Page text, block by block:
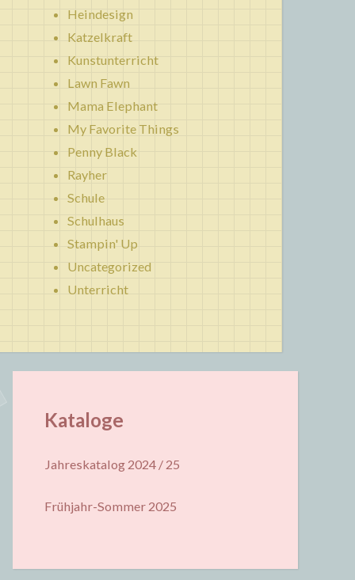
Heindesign
Katzelkraft
Kunstunterricht
Lawn Fawn
Mama Elephant
My Favorite Things
Penny Black
Rayher
Schule
Schulhaus
Stampin' Up
Uncategorized
Unterricht
Kataloge
Jahreskatalog 2024 / 25
Frühjahr-Sommer 2025